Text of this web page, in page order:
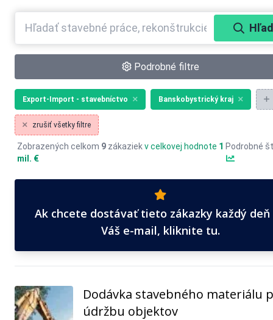
Podrobné filtre
Export-Import - stavebníctvo Banskobystrický kraj
zrušiť všetky filtre
Zobrazených celkom 9 zákaziekv celkovej hodnote 1
mil. €
Podrobné
Ak chcete dostávať tieto zákazky každý deň
Váš e-mail, kliknite tu.
Dodávka stavebného materiálu
údržbu objektov